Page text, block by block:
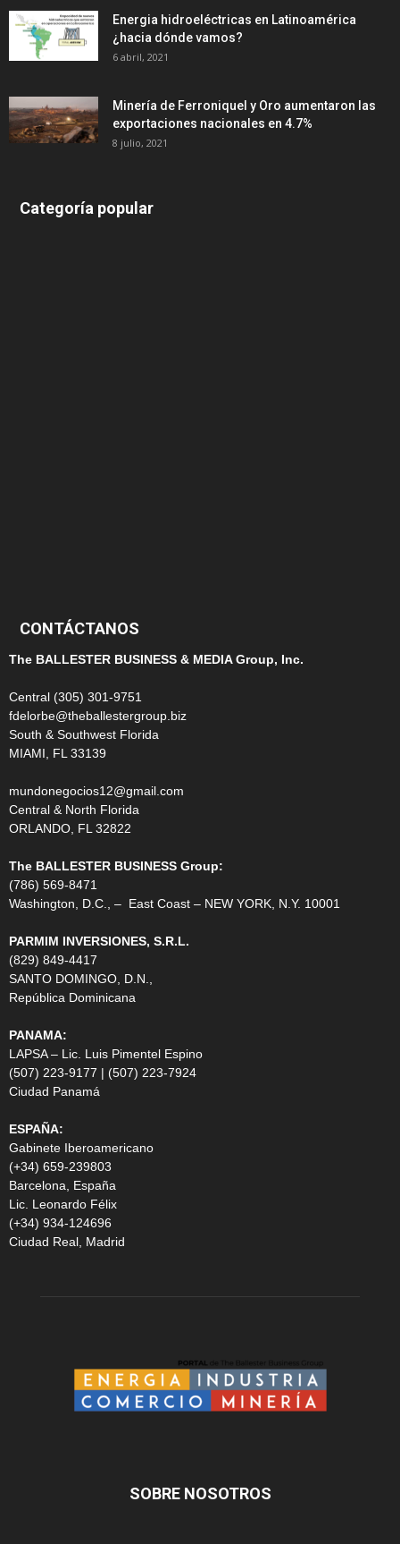
Energia hidroeléctricas en Latinoamérica
¿hacia dónde vamos?
6 abril, 2021
Minería de Ferroniquel y Oro aumentaron las
exportaciones nacionales en 4.7%
8 julio, 2021
Categoría popular
CONTÁCTANOS
The BALLESTER BUSINESS & MEDIA Group, Inc.
Central (305) 301-9751
fdelorbe@theballestergroup.biz
South & Southwest Florida
MIAMI, FL 33139
mundonegocios12@gmail.com
Central & North Florida
ORLANDO, FL 32822
The BALLESTER BUSINESS Group:
(786) 569-8471
Washington, D.C., – East Coast – NEW YORK, N.Y. 10001
PARMIM INVERSIONES, S.R.L.
(829) 849-4417
SANTO DOMINGO, D.N.,
República Dominicana
PANAMA:
LAPSA – Lic. Luis Pimentel Espino
(507) 223-9177 | (507) 223-7924
Ciudad Panamá
ESPAÑA:
Gabinete Iberoamericano
(+34) 659-239803
Barcelona, España
Lic. Leonardo Félix
(+34) 934-124696
Ciudad Real, Madrid
SOBRE NOSOTROS